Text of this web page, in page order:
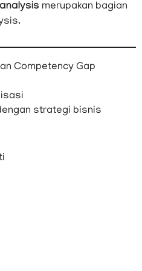
merupakan bagian
Competency Gap
strategi bisnis